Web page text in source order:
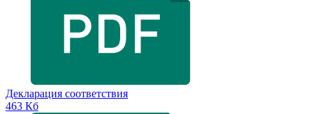
Декларация соответствия
463 Кб